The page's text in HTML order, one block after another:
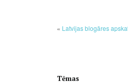
« Latvijas blogāres
Tēmas